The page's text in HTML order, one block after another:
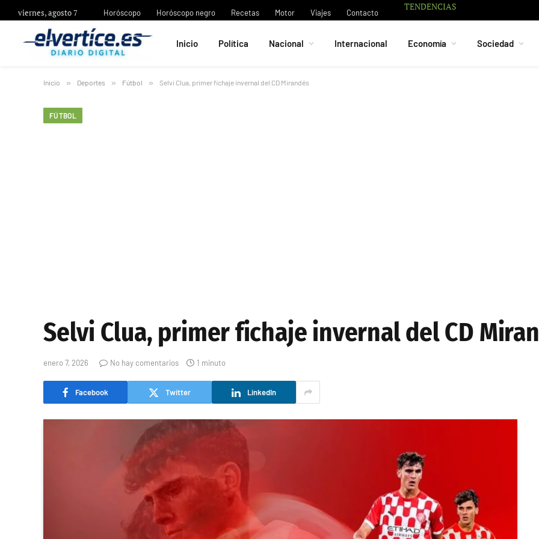
viernes, agosto 7 Horóscopo Horóscopo negro Recetas Motor Viajes Contacto
TENDENCIAS
Inicio Política Nacional Internacional Economía Sociedad
Inicio » Deportes » Fútbol » Selvi Clua, primer fichaje invernal del CD Mirandés
FÚTBOL
Selvi Clua, primer fichaje invernal del CD
enero 7, 2026 No hay comentarios 1 minuto
Facebook Twitter LinkedIn